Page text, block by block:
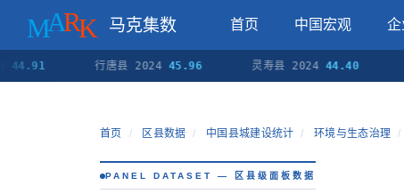
马克集数 首页 中国宏观 企
行唐县 2024 45.96 灵寿县 2024 44.40 高
首页 / 区县数据 / 中国县城建设统计 / 环境与生态治理 /
PANEL DATASET — 区县级面板数据